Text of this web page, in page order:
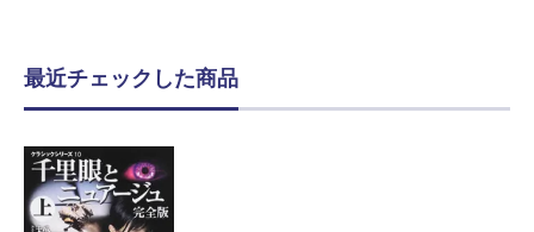
最近チェックした商品